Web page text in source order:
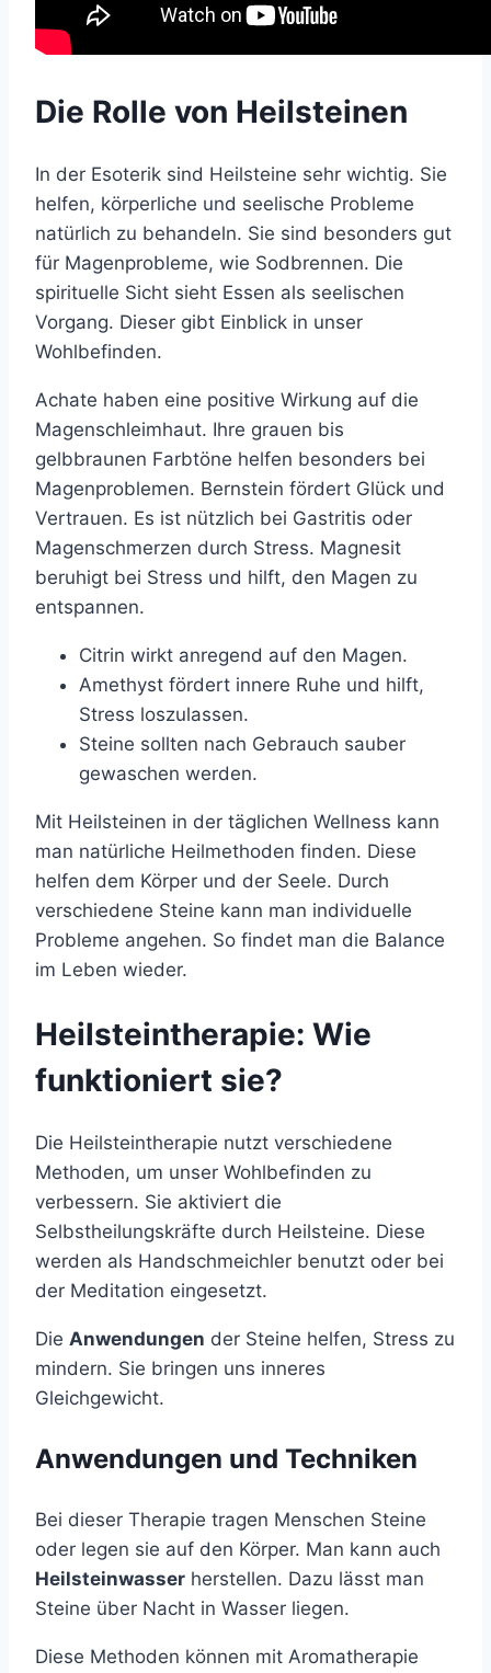
Die Rolle von Heilsteinen
In der Esoterik sind Heilsteine sehr wichtig. Sie
helfen, körperliche und seelische Probleme
natürlich zu behandeln. Sie sind besonders gut
für Magenprobleme, wie Sodbrennen. Die
spirituelle Sicht sieht Essen als seelischen
Vorgang. Dieser gibt Einblick in unser
Wohlbefinden.
Achate haben eine positive Wirkung auf die
Magenschleimhaut. Ihre grauen bis
gelbbraunen Farbtöne helfen besonders bei
Magenproblemen. Bernstein fördert Glück und
Vertrauen. Es ist nützlich bei Gastritis oder
Magenschmerzen durch Stress. Magnesit
beruhigt bei Stress und hilft, den Magen zu
entspannen.
Citrin wirkt anregend auf den Magen.
Amethyst fördert innere Ruhe und hilft,
Stress loszulassen.
Steine sollten nach Gebrauch sauber
gewaschen werden.
Mit Heilsteinen in der täglichen Wellness kann
man natürliche Heilmethoden finden. Diese
helfen dem Körper und der Seele. Durch
verschiedene Steine kann man individuelle
Probleme angehen. So findet man die Balance
im Leben wieder.
Heilsteintherapie: Wie
funktioniert sie?
Die Heilsteintherapie nutzt verschiedene
Methoden, um unser Wohlbefinden zu
verbessern. Sie aktiviert die
Selbstheilungskräfte durch Heilsteine. Diese
werden als Handschmeichler benutzt oder bei
der Meditation eingesetzt.
Die Anwendungen der Steine helfen, Stress zu
mindern. Sie bringen uns inneres
Gleichgewicht.
Anwendungen und Techniken
Bei dieser Therapie tragen Menschen Steine
oder legen sie auf den Körper. Man kann auch
Heilsteinwasser herstellen. Dazu lässt man
Steine über Nacht in Wasser liegen.
Diese Methoden können mit Aromatherapie